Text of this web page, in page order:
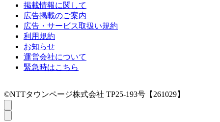
掲載情報に関して
広告掲載のご案内
広告・サービス取扱い規約
利用規約
お知らせ
運営会社について
緊急時はこちら
©NTTタウンページ株式会社 TP25-193号【261029】